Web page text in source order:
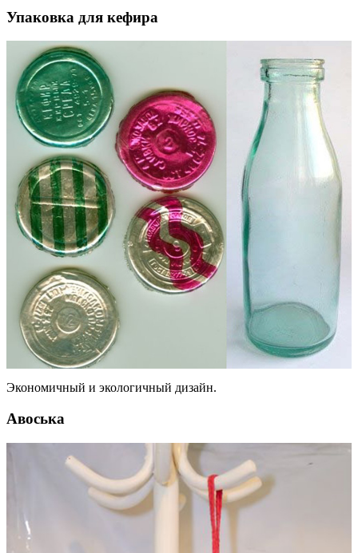
Упаковка для кефира
Экономичный и экологичный дизайн.
Авоська